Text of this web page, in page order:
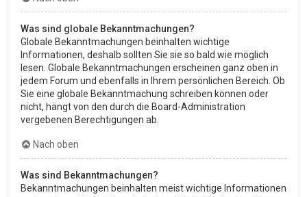
Was sind globale Bekanntmachungen?
Globale Bekanntmachungen beinhalten wichtige
Informationen, deshalb sollten Sie sie so bald wie möglich
lesen. Globale Bekanntmachungen erscheinen ganz oben in
jedem Forum und ebenfalls in Ihrem persönlichen Bereich. Ob
Sie eine globale Bekanntmachung schreiben können oder
nicht, hängt von den durch die Board-Administration
vergebenen Berechtigungen ab.
Nach oben
Was sind Bekanntmachungen?
Bekanntmachungen beinhalten meist wichtige Informationen